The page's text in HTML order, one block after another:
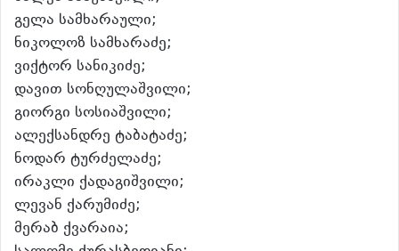
გელა სამხარაული;
ნიკოლოზ სამხარაძე;
ვიქტორ სანიკიძე;
დავით სონღულაშვილი;
გიორგი სოსიაშვილი;
ალექსანდრე ტაბატაძე;
ნოდარ ტურძელაძე;
ირაკლი ქადაგიშვილი;
ლევან ქარუმიძე;
მერაბ ქვარაია;